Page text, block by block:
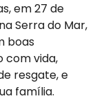
em 27 de
Serra do Mar,
boas
com vida,
resgate, e
família.